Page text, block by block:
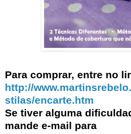
Para comprar, entre no
http://
stilas/encarte.htm
Se tiver alguma
mande e-mail para